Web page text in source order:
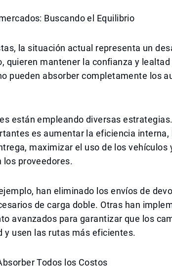
Buscando el Equilibrio
la situación actual representa un
quieren mantener la confianza y
pueden absorber completamente los
están empleando diversas
es aumentar la eficiencia interna,
maximizar el uso de los vehículos
los proveedores.
han eliminado los envíos de
de carga doble. Otras han
avanzados para garantizar que los
y usen las rutas más eficientes.
Todos los Costos